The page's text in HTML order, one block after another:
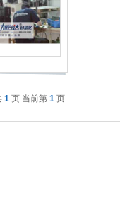
1 页 当前第 1 页